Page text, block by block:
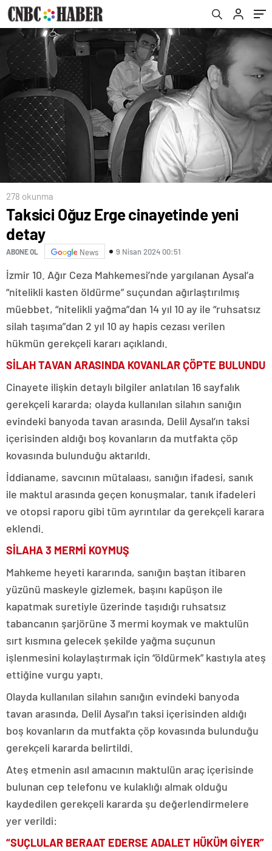
278 okunma
Taksici Oğuz Erge cinayetinde yeni
detay
ABONE OL News 9 Nisan 2024 00:51
İzmir 10. Ağır Ceza Mahkemesi’nde yargılanan Aysal’a
“nitelikli kasten öldürme” suçundan ağırlaştırılmış
müebbet, “nitelikli yağma”dan 14 yıl 10 ay ile “ruhsatsız
silah taşıma”dan 2 yıl 10 ay hapis cezası verilen
hükmün gerekçeli kararı açıklandı.
SİLAH TAVAN ARASINDA KOVANLAR ÇÖPTE BULUNDU
Cinayete ilişkin detaylı bilgiler anlatılan 16 sayfalık
gerekçeli kararda; olayda kullanılan silahın sanığın
evindeki banyoda tavan arasında, Delil Aysal’ın taksi
içerisinden aldığı boş kovanların da mutfakta çöp
kovasında bulunduğu aktarıldı.
İddianame, savcının mütalaası, sanığın ifadesi, sanık
ile maktul arasında geçen konuşmalar, tanık ifadeleri
ve otopsi raporu gibi tüm ayrıntılar da gerekçeli karara
eklendi.
SİLAHA 3 MERMİ KOYMUŞ
Mahkeme heyeti kararında, sanığın baştan itibaren
yüzünü maskeyle gizlemek, başını kapüşon ile
kapatmak suretiyle üzerinde taşıdığı ruhsatsız
tabancanın şarjörüne 3 mermi koymak ve maktulün
sırt kısmına gelecek şekilde yağma suçunun
işlenmesini kolaylaştırmak için “öldürmek” kastıyla ateş
ettiğine vurgu yaptı.
Olayda kullanılan silahın sanığın evindeki banyoda
tavan arasında, Delil Aysal’ın taksi içerisinden aldığı
boş kovanların da mutfakta çöp kovasında bulunduğu
gerekçeli kararda belirtildi.
Ateş etmenin asıl amacının maktulün araç içerisinde
bulunan cep telefonu ve kulaklığı almak olduğu
kaydedilen gerekçeli kararda şu değerlendirmelere
yer verildi:
“SUÇLULAR BERAAT EDERSE ADALET HÜKÜM GİYER”